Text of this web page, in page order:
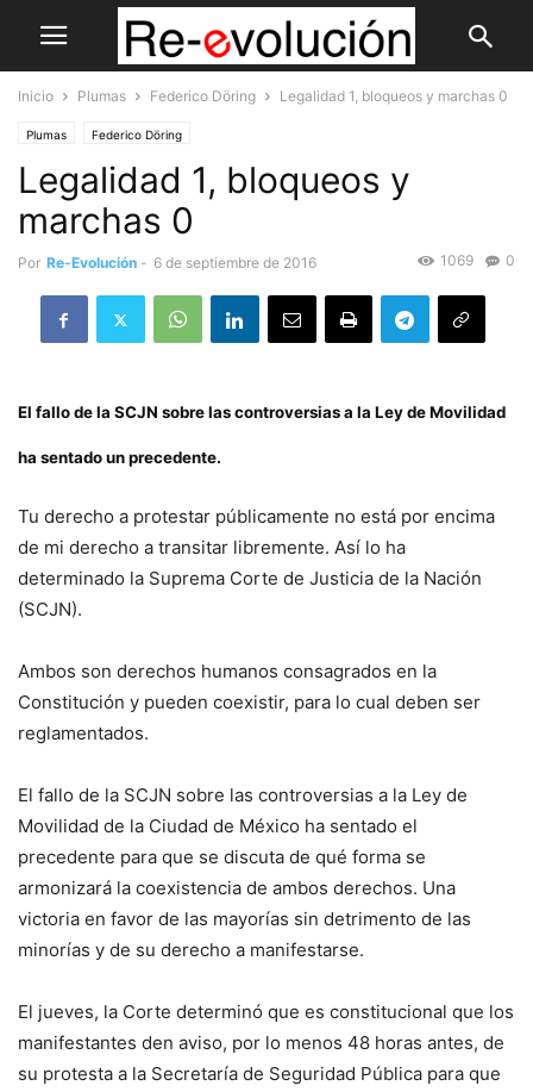
Inicio Plumas Federico Döring Legalidad 1, bloqueos y marchas 0
Plumas Federico Döring
Legalidad 1, bloqueos y
marchas 0
Por Re-Evolución - 6 de septiembre de 2016 0
1069
El fallo de la SCJN sobre las controversias a la Ley de Movilidad
ha sentado un precedente.
Tu derecho a protestar públicamente no está por encima
de mi derecho a transitar libremente. Así lo ha
determinado la Suprema Corte de Justicia de la Nación
(SCJN).
Ambos son derechos humanos consagrados en la
Constitución y pueden coexistir, para lo cual deben ser
reglamentados.
El fallo de la SCJN sobre las controversias a la Ley de
Movilidad de la Ciudad de México ha sentado el
precedente para que se discuta de qué forma se
armonizará la coexistencia de ambos derechos. Una
victoria en favor de las mayorías sin detrimento de las
minorías y de su derecho a manifestarse.
El jueves, la Corte determinó que es constitucional que los
manifestantes den aviso, por lo menos 48 horas antes, de
su protesta a la Secretaría de Seguridad Pública para que